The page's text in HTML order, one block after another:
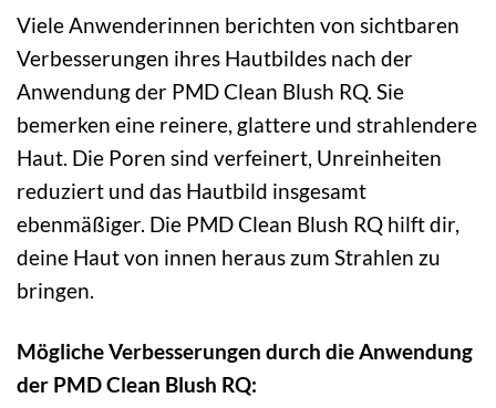
Viele Anwenderinnen berichten von sichtbaren
Verbesserungen ihres Hautbildes nach der
Anwendung der PMD Clean Blush RQ. Sie
bemerken eine reinere, glattere und strahlendere
Haut. Die Poren sind verfeinert, Unreinheiten
reduziert und das Hautbild insgesamt
ebenmäßiger. Die PMD Clean Blush RQ hilft dir,
deine Haut von innen heraus zum Strahlen zu
bringen.
Mögliche Verbesserungen durch die Anwendung
der PMD Clean Blush RQ: